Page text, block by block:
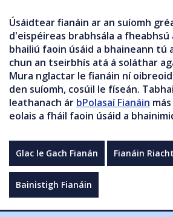
Úsáidtear fianáin ar an suíomh
d'eispéireas brabhsála a fheabhsú
bhailiú faoin úsáid a bhaineann tú
chun an tseirbhís atá á soláthar
Mura nglactar le fianáin ní
den suíomh, cosúil le físeán.
leathanach ár bPolasaí Fianáin
eolais a fháil faoin úsáid a
Glac le Gach Fianán Fianáin
Bainistigh Fianáin